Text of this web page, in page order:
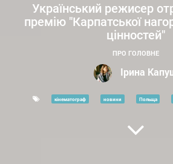
Український режисер
премію "Карпатської
цінностей"
ПРО ГОЛОВНЕ
Ірина
кінематограф новини Польща